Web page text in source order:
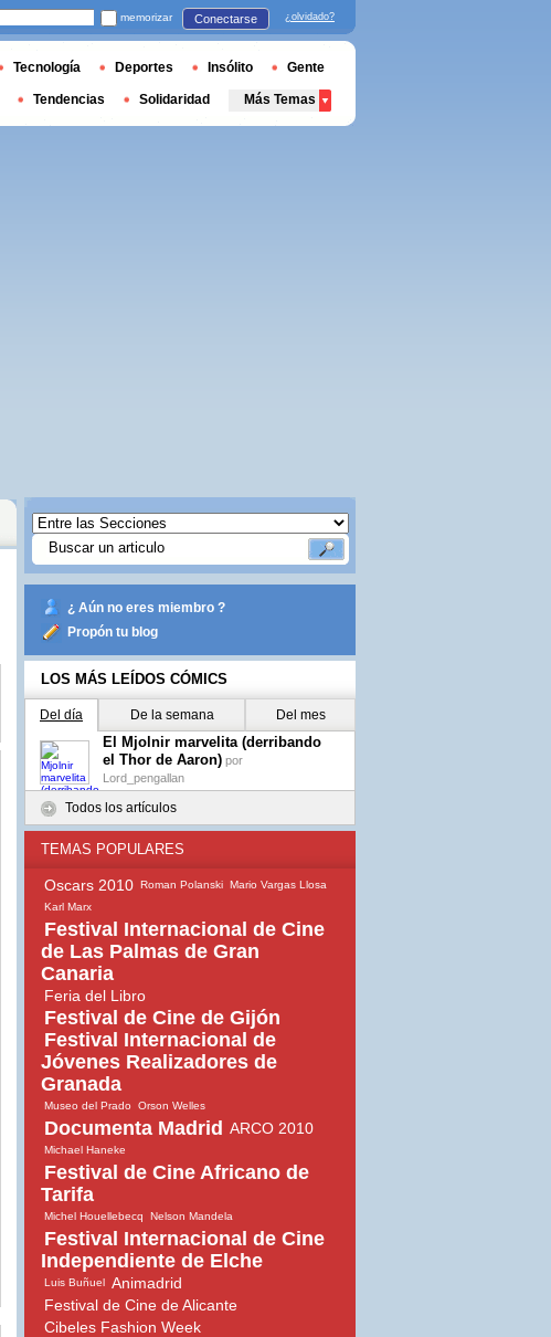
¿ Aún no eres miembro ?
Propón tu blog
LOS MÁS LEÍDOS CÓMICS
Del día De la semana Del mes
El Mjolnir marvelita (derribando
el Thor de Aaron) por
Lord_pengallan
Todos los artículos
TEMAS POPULARES
Oscars 2010 Roman Polanski Mario Vargas Llosa
Karl Marx
Festival Internacional de Cine
de Las Palmas de Gran
Canaria
Feria del Libro
Festival de Cine de Gijón
Festival Internacional de
Jóvenes Realizadores de
Granada
Museo del Prado Orson Welles
Documenta Madrid ARCO 2010
Michael Haneke
Festival de Cine Africano de
Tarifa
Michel Houellebecq Nelson Mandela
Festival Internacional de Cine
Independiente de Elche
Luis Buñuel Animadrid
Festival de Cine de Alicante
Cibeles Fashion Week
memorizar Conectarse ¿olvidado?
Tecnología Deportes Insólito Gente
Tendencias Solidaridad Más Temas